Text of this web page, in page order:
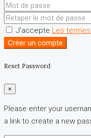
J'accepte Les
Créer un compte
Reset Password
×
Please enter your
a link to create a new